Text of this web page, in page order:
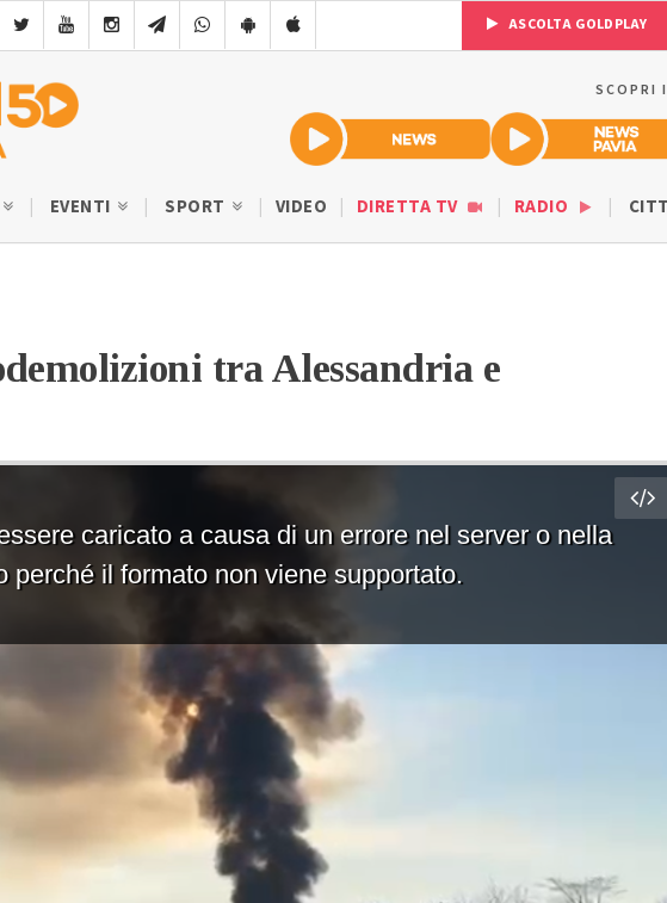
ASCOLTA GOLDPLAY
SCOPRI
EVENTI SPORT VIDEO DIRETTA TV RADIO
tra Alessandria e